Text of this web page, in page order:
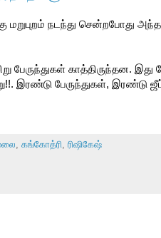
மறுபுறம் நடந்து சென்றபோது
காத்திருந்தன. இது
இரண்டு பேருந்துகள், இரண்டு
, கங்கோத்ரி, ரிஷிகேஷ்